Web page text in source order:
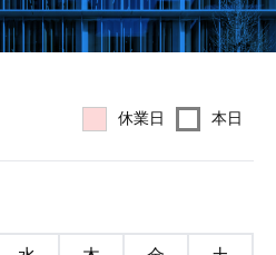
休業日 本日